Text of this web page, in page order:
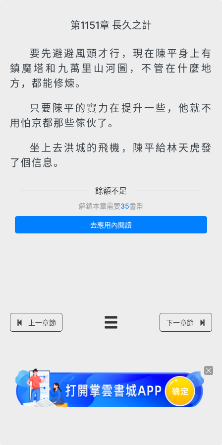
第1151章 長久之計
要先避避風頭才行，現在陳平身上有
鎮魔塔和九萬里山河圖，不管在什麼地
方，都能修煉。
只要陳平的實力在提升一些，他就不
用怕京都那些傢伙了。
坐上去洪城的飛機，陳平給林天虎發
了個信息。
餘額不足
解鎖本章需要35書幣
去應用內閱讀
上一章節 下一章節